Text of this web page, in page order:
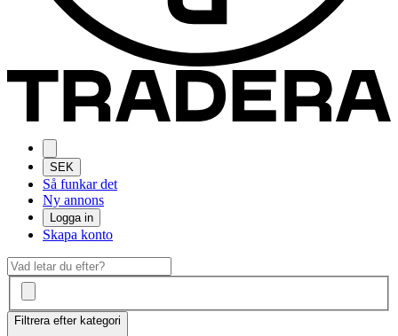
SEK
Så funkar det
Ny annons
Logga in
Skapa konto
Filtrera efter kategori